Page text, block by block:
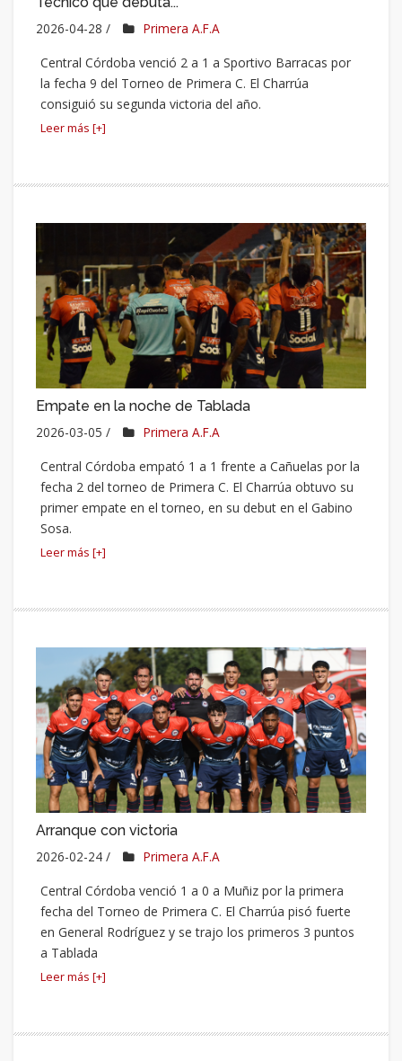
2026-04-28 /
Primera A.F.A
Central Córdoba venció 2 a 1 a Sportivo Barracas por
la fecha 9 del Torneo de Primera C. El Charrúa
consiguió su segunda victoria del año.
Leer más [+]
Empate en la noche de Tablada
2026-03-05 /
Primera A.F.A
Central Córdoba empató 1 a 1 frente a Cañuelas por la
fecha 2 del torneo de Primera C. El Charrúa obtuvo su
primer empate en el torneo, en su debut en el Gabino
Sosa.
Leer más [+]
Arranque con victoria
2026-02-24 /
Primera A.F.A
Central Córdoba venció 1 a 0 a Muñiz por la primera
fecha del Torneo de Primera C. El Charrúa pisó fuerte
en General Rodríguez y se trajo los primeros 3 puntos
a Tablada
Leer más [+]